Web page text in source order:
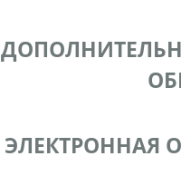
ЭЛЕКТРОННАЯ